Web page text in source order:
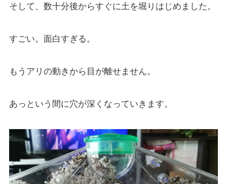
そして、数十分後からすぐに土を堀りはじめました。
すごい。面白すぎる。
もうアリの動きから目が離せません。
あっという間に穴が深くなっていきます。